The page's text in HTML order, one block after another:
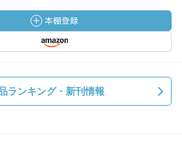
ランキング・新刊情報